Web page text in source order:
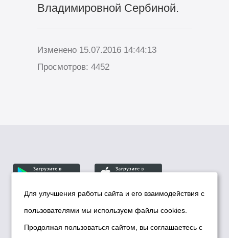
Владимировной Сербиной.
Изменено 15.07.2016 14:44:13
Просмотров: 4452
© Департамент информационной политики мэрии
города Новосибирска, 2026
Для улучшения работы сайта и его взаимодействия с
пользователями мы используем файлы cookies.
Продолжая пользоваться сайтом, вы соглашаетесь с